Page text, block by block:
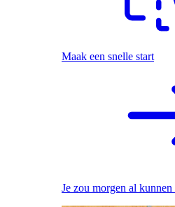
Maak een snelle start
Je zou morgen al